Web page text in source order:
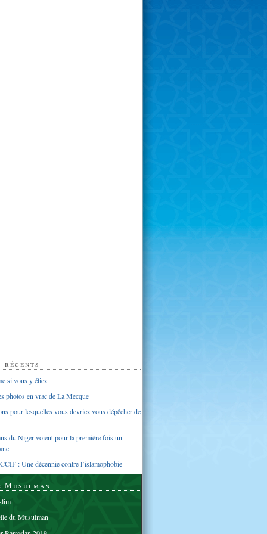
si vous y étiez
photos en vrac de La Mecque
pour lesquelles vous devriez vous dépêcher de
du Niger voient pour la première fois un
: Une décennie contre l’islamophobie
Musulman
du Musulman